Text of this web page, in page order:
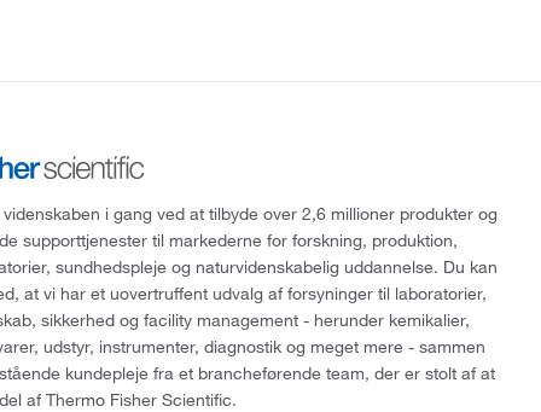
i gang ved at tilbyde over 2,6 millioner produkter og
supporttjenester til markederne for forskning, produktion,
sundhedspleje og naturvidenskabelig uddannelse. Du kan
at vi har et uovertruffent udvalg af forsyninger til laboratorier,
sikkerhed og facility management - herunder kemikalier,
udstyr, instrumenter, diagnostik og meget mere - sammen
kundepleje fra et brancheførende team, der er stolt af at
af Thermo Fisher Scientific.